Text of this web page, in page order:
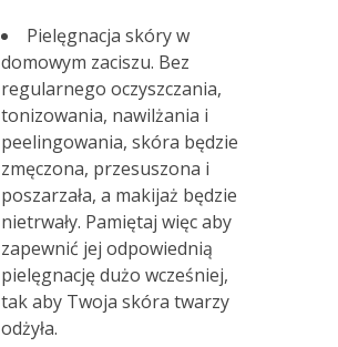
Pielęgnacja skóry w
domowym zaciszu. Bez
regularnego oczyszczania,
tonizowania, nawilżania i
peelingowania, skóra będzie
zmęczona, przesuszona i
poszarzała, a makijaż będzie
nietrwały. Pamiętaj więc aby
zapewnić jej odpowiednią
pielęgnację dużo wcześniej,
tak aby Twoja skóra twarzy
odżyła.